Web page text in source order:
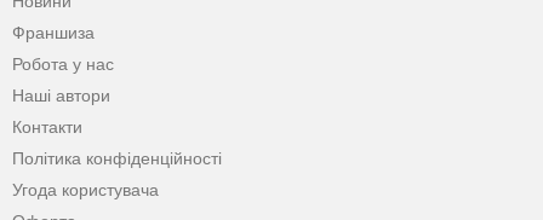
Франшиза
Робота у нас
Наші автори
Контакти
Політика конфіденційності
Угода користувача